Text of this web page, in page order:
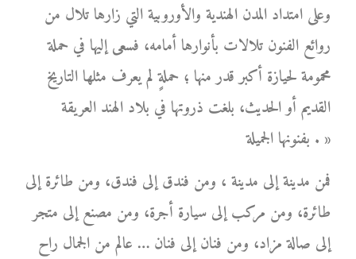
وعلى امتداد المدن الهندية والأوروبية التي زارها تلال من
روائع الفنون تلالات بأنوارها أمامه، فسعى إليها في حملة
محمومة لحيازة أكبر قدر منها ؛ حملةٍ لم يعرف مثلها التاريخ
القديم أو الحديث، بلغت ذروتها في بلاد الهند العريقة
بفنونها الجميلة . »
فمن مدينة إلى مدينة ، ومن فندق إلى فندق، ومن طائرة إلى
طائرة، ومن مركب إلى سيارة أجرة، ومن مصنع إلى متجر
إلى صالة مزاد، ومن فنان إلى فنان … عالم من الجمال راح